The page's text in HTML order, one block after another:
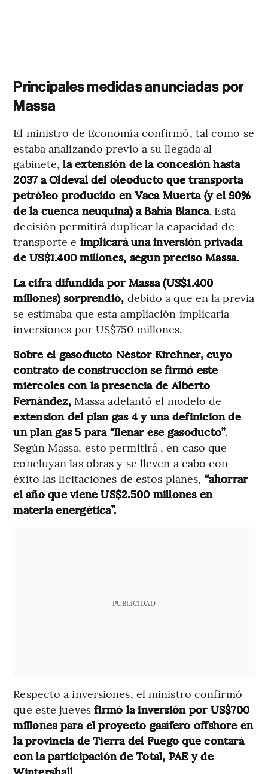
Principales medidas anunciadas por
Massa
El ministro de Economía confirmó, tal como se
estaba analizando previo a su llegada al
gabinete,la extensión de la concesión hasta
2037 a Oldeval del oleoducto que transporta
petróleo producido en Vaca Muerta (y el 90%
de la cuenca neuquina) a Bahía Blanca. Esta
decisión permitirá duplicar la capacidad de
transporte e implicará una inversión privada
de US$1.400 millones, según precisó Massa.
La cifra difundida por Massa (US$1.400
millones) sorprendió, debido a que en la previa
se estimaba que esta ampliación implicaría
inversiones por US$750 millones.
Sobre el gasoducto Néstor Kirchner, cuyo
contrato de construcción se firmó este
miércoles con la presencia de Alberto
Fernández,Massa adelantó el modelo de
extensión del plan gas 4 y una definición de
un plan gas 5 para “llenar ese gasoducto”.
Según Massa, esto permitirá , en caso que
concluyan las obras y se lleven a cabo con
éxito las licitaciones de estos planes, “ahorrar
el año que viene US$2.500 millones en
materia energética”.
PUBLICIDAD
Respecto a inversiones, el ministro confirmó
que este juevesfirmó la inversión por US$700
millones para el proyecto gasífero offshore en
la provincia de Tierra del Fuego que contará
con la participación de Total, PAE y de